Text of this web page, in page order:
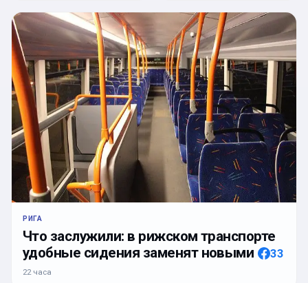
РИГА
Что заслужили: в рижском транспорте
удобные сидения заменят новыми
33
22 часа